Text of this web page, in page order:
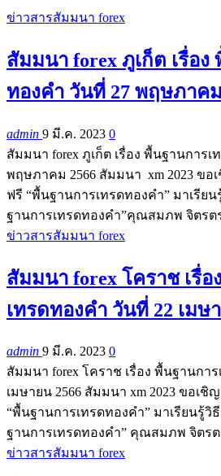
ข่าวสารสัมมนา forex
สัมมนา forex ภูเก็ต เรื่อง
ทองคำ วันที่ 27 พฤษภาคม
admin 9 มี.ค. 2023 0
สัมมนา forex ภูเก็ต เรื่อง พื้นฐานการเ
พฤษภาคม 2566 สัมมนา xm 2023 ขอ
ฟรี “พื้นฐานการเทรดทองคำ” มาเรีย
ฐานการเทรดทองคำ”คุณสมภพ จิตร
ข่าวสารสัมมนา forex
สัมมนา forex โคราช เรื่อ
เทรดทองคำ วันที่ 22 เมษ
admin 9 มี.ค. 2023 0
สัมมนา forex โคราช เรื่อง พื้นฐานกา
เมษายน 2566 สัมมนา xm 2023 ขอเ
“พื้นฐานการเทรดทองคำ” มาเรียนรู้วิ
ฐานการเทรดทองคำ” คุณสมภพ จิตร
ข่าวสารสัมมนา forex